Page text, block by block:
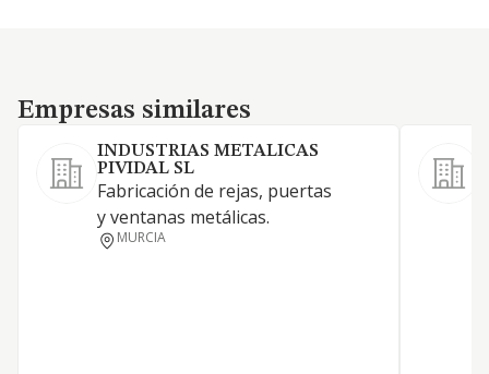
Empresas similares
Empresas similares
INDUSTRIAS METALICAS
PIVIDAL SL
Fabricación de rejas, puertas
y ventanas metálicas.
MURCIA